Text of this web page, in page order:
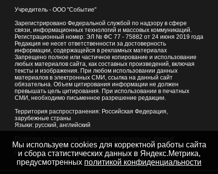
Учредитель - ООО "Событие"
Зарегистрировано Федеральной службой по надзору в сфере
связи, информационных технологий и массовых коммуникаций.
Регистрационный номер: ЭЛ № ФС 77 - 75882 от 24 июня 2019 года
Редакция не несет ответственности за достоверность
информации, содержащейся в рекламных материалах
Запрещено полное или частичное копирование и использование
любых материалов сайта, как составных произведений, включая
тексты и изображения. При любом использовании данных
материалов в электронных СМИ, ссылка на данный сайт
обязательна. Объем цитирования информации не должен
превышать цель цитирования. При использовании в печатных
СМИ, необходимо письменное разрешение редакции.
Территория распространения: Российская Федерация,
зарубежные страны
Языки: русский, английский
© 2007 - 2026Портал Читы и Забайкальского края
Мы используем cookies для корректной работы сайта
и сбора статистических данных в Яндекс.Метрика,
предусмотренных политикой конфиденциальности